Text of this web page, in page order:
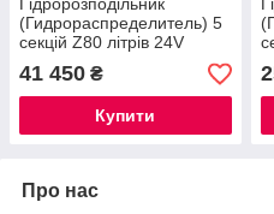
(Гидрораспределитель) 5
секцій Z80 літрів 24V
41 450 ₴
Купити
Про нас